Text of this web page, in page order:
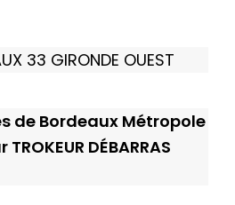
33 GIRONDE OUEST
de Bordeaux Métropole
DÉBARRAS